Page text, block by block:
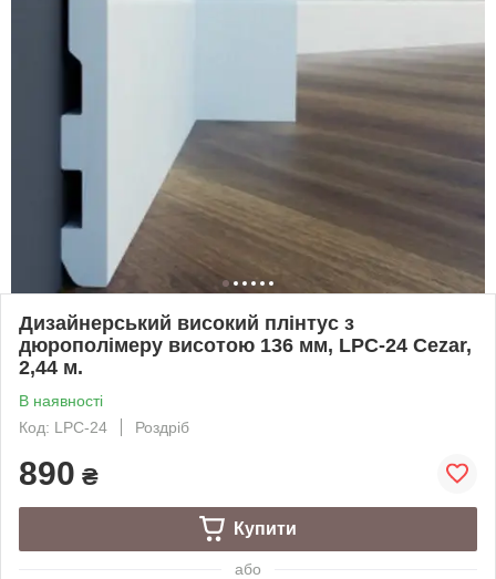
Дизайнерський високий плінтус з
дюрополімеру висотою 136 мм, LPC-24 Cezar,
2,44 м.
В наявності
Код: LPC-24
Роздріб
890 ₴
Купити
або